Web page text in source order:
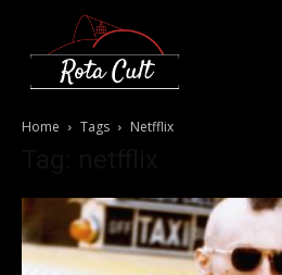
Home Tags Netfflix